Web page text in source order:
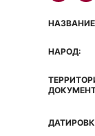
НАРОД: